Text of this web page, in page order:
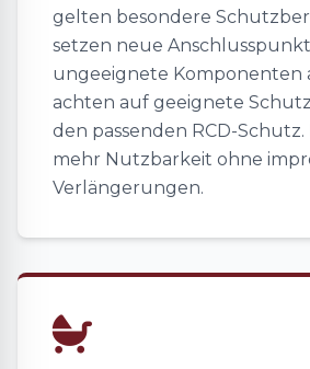
gelten besondere
setzen neue
ungeeignete Komponenten
achten auf geeignete
den passenden RCD-Schutz.
mehr Nutzbarkeit ohne
Verlängerungen.